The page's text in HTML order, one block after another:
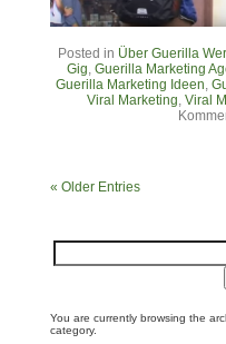
Posted in Über Guerilla
Gig Guerilla Marketing
Guerilla Marketing Ideen
Viral Marketing Viral
« Older Entries
You are currently browsing the
category.